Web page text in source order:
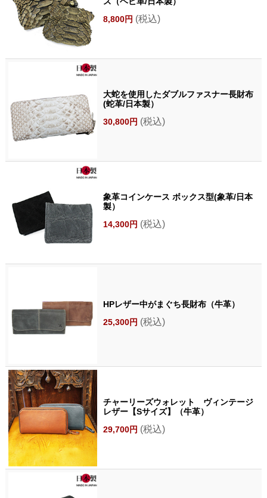
8,800円 (税込)
大蛇を使用したダブルファスナー長財布
(蛇革/日本製）
30,800円 (税込)
象革コインケース ボックス型(象革/日本
製）
14,300円 (税込)
HPレザー中がまぐち長財布（牛革）
25,300円 (税込)
チャーリーズウォレット ヴィンテージ
レザー【Sサイズ】（牛革）
29,700円 (税込)